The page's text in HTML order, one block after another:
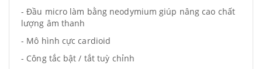
- Đầu micro làm bằng neodymium giúp nâng cao chất
lượng âm thanh
- Mô hình cực cardioid
- Công tắc bật / tắt tuỳ chỉnh